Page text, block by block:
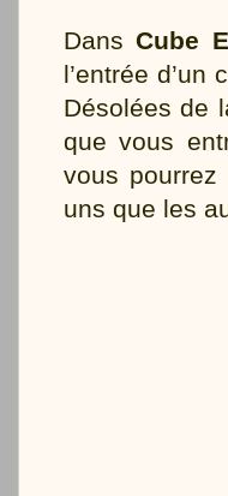
DansCube
l’entrée
Désolées de
que vous
vous
uns que les